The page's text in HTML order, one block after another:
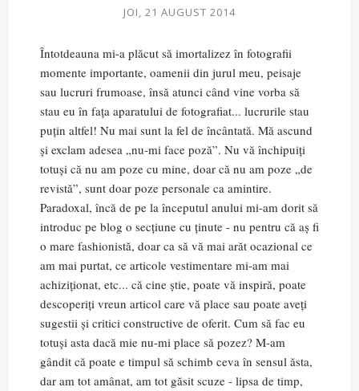
JOI, 21 AUGUST 2014
Întotdeauna mi-a plăcut să imortalizez în fotografii
momente importante, oamenii din jurul meu, peisaje
sau lucruri frumoase, însă atunci când vine vorba să
stau eu în fața aparatului de fotografiat... lucrurile stau
puțin altfel! Nu mai sunt la fel de încântată. Mă ascund
și exclam adesea „nu-mi face poză”. Nu vă închipuiți
totuși că nu am poze cu mine, doar că nu am poze „de
revistă”, sunt doar poze personale ca amintire.
Paradoxal, încă de pe la începutul anului mi-am dorit să
introduc pe blog o secțiune cu ținute - nu pentru că aș fi
o mare fashionistă, doar ca să vă mai arăt ocazional ce
am mai purtat, ce articole vestimentare mi-am mai
achiziționat, etc... că cine știe, poate vă inspiră, poate
descoperiți vreun articol care vă place sau poate aveți
sugestii și critici constructive de oferit. Cum să fac eu
totuși asta dacă mie nu-mi place să pozez? M-am
gândit că poate e timpul să schimb ceva în sensul ăsta,
dar am tot amânat, am tot găsit scuze - lipsa de timp,